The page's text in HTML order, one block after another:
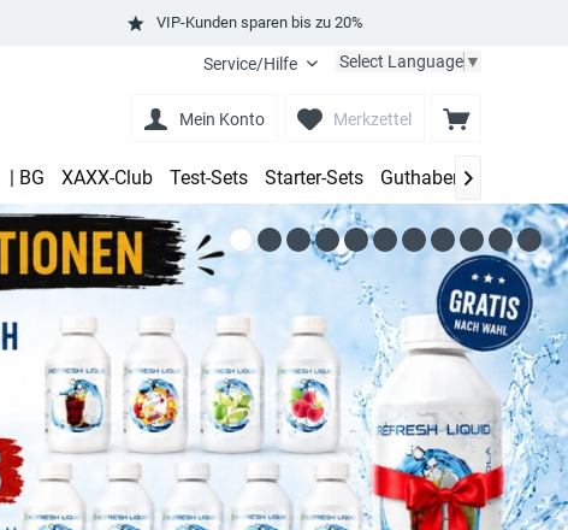
VIP-Kunden sparen bis zu 20%
Service/Hilfe Select Language ▼
Merkzettel
Mein Konto
| BG XAXX-Club Test-Sets Starter-Sets Guthaben aufladen
